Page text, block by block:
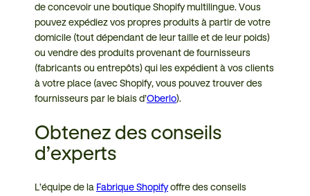
de concevoir une boutique Shopify multilingue. Vous
pouvez expédiez vos propres produits à partir de votre
domicile (tout dépendant de leur taille et de leur poids)
ou vendre des produits provenant de fournisseurs
(fabricants ou entrepôts) qui les expédient à vos clients
à votre place (avec Shopify, vous pouvez trouver des
fournisseurs par le biais d’Oberlo).
Obtenez des conseils
d’experts
L’équipe de la Fabrique Shopifyoffre des conseils